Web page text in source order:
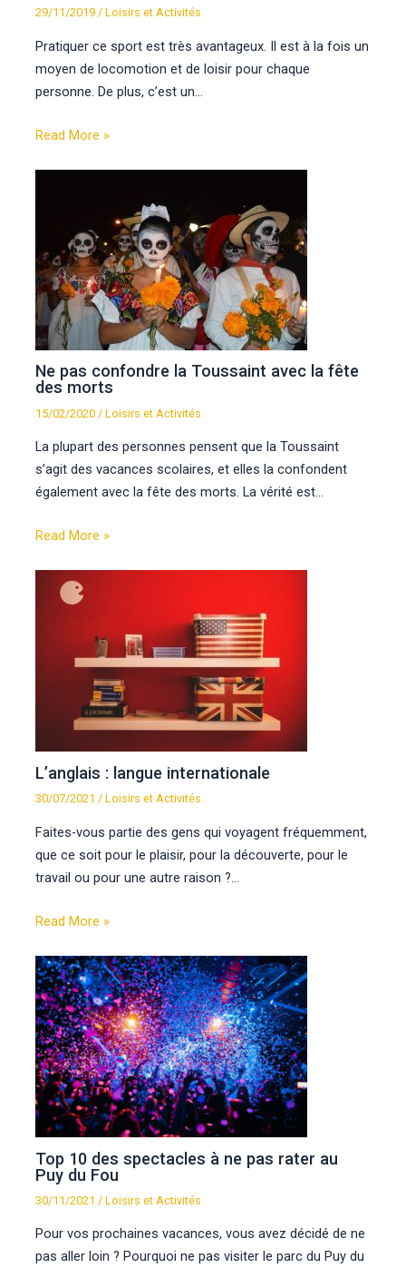
29/11/2019 /Loisirs et Activités
Pratiquer ce sport est très avantageux. Il est à la fois un
moyen de locomotion et de loisir pour chaque
personne. De plus, c’est un…
Read More »
Ne pas confondre la Toussaint avec la fête
des morts
15/02/2020 /Loisirs et Activités
La plupart des personnes pensent que la Toussaint
s’agit des vacances scolaires, et elles la confondent
également avec la fête des morts. La vérité est…
Read More »
L’anglais : langue internationale
30/07/2021/Loisirs et Activités
Faites-vous partie des gens qui voyagent fréquemment,
que ce soit pour le plaisir, pour la découverte, pour le
travail ou pour une autre raison ?…
Read More »
Top 10 des spectacles à ne pas rater au
Puy du Fou
30/11/2021 /Loisirs et Activités
Pour vos prochaines vacances, vous avez décidé de ne
pas aller loin ? Pourquoi ne pas visiter le parc du Puy du